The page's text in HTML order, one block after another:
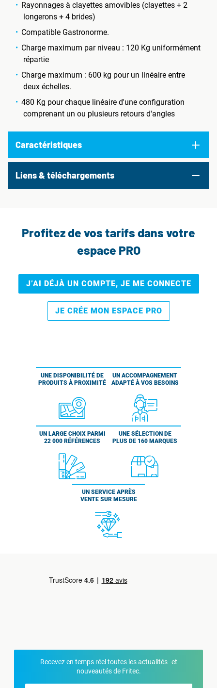
Rayonnages à clayettes amovibles (clayettes + 2
longerons + 4 brides)
Compatible Gastronorme.
Charge maximum par niveau : 120 Kg uniformément
répartie
Charge maximum : 600 kg pour un linéaire entre
deux échelles.
480 Kg pour chaque linéaire d'une configuration
comprenant un ou plusieurs retours d'angles
Caractéristiques
Liens & téléchargements
Profitez de vos tarifs dans votre
espace PRO
J’AI DÉJÀ UN COMPTE, JE ME CONNECTE
JE CRÉE MON ESPACE PRO
UNE DISPONIBILITÉ DE
PRODUITS À PROXIMITÉ
UN ACCOMPAGNEMENT
ADAPTÉ À VOS BESOINS
UN LARGE CHOIX PARMI
22 000 RÉFÉRENCES
UNE SÉLECTION DE
PLUS DE 160 MARQUES
UN SERVICE APRÈS
VENTE SUR MESURE
Recevez en temps réel toutes les actualités et
nouveautés de Fritec.